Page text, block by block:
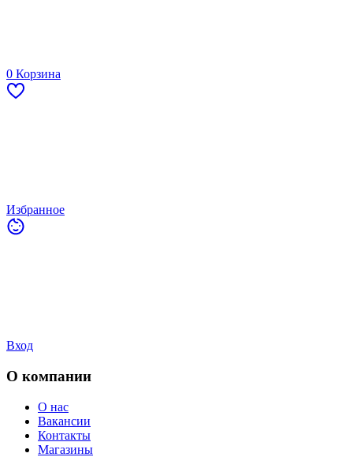
0 Корзина
Избранное
Вход
О компании
О нас
Вакансии
Контакты
Магазины